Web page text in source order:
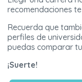
recomendaciones
Recuerda que
perfiles de
puedas comparar
¡Suerte!